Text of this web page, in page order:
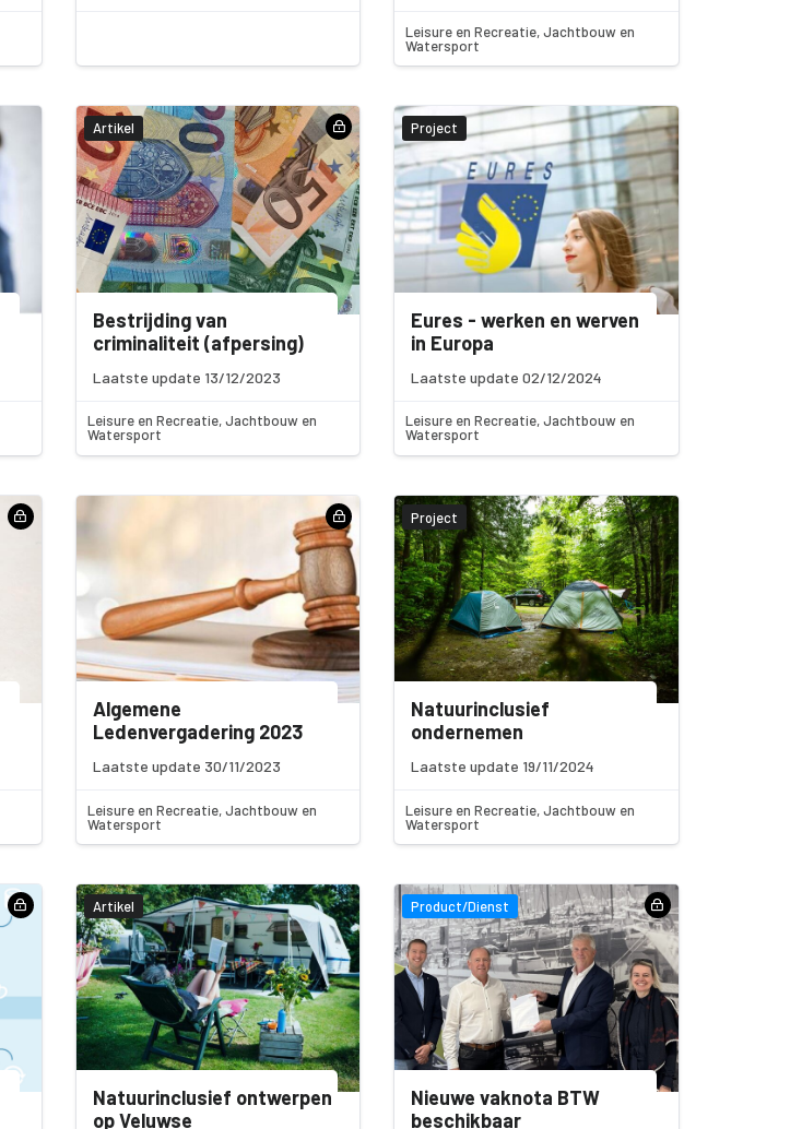
Leisure en Recreatie, Jachtbouw en
Watersport
Artikel
Bestrijding van
criminaliteit (afpersing)
Laatste update 13/12/2023
Leisure en Recreatie, Jachtbouw en
Watersport
Project
Eures - werken en werven
in Europa
Laatste update 02/12/2024
Leisure en Recreatie, Jachtbouw en
Watersport
Algemene
Ledenvergadering 2023
Laatste update 30/11/2023
Leisure en Recreatie, Jachtbouw en
Watersport
Project
Natuurinclusief
ondernemen
Laatste update 19/11/2024
Leisure en Recreatie, Jachtbouw en
Watersport
Artikel
Natuurinclusief ontwerpen
op Veluwse
Product/Dienst
Nieuwe vaknota BTW
beschikbaar